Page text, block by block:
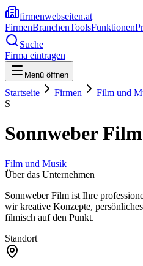
firmenwebseiten.at
FirmenBranchenToolsFunktionen
Suche
Firma eintragen
Menü öffnen
Startseite Firmen Film und
S
Sonnweber
Film und Musik
Über das Unternehmen
Sonnweber Film ist Ihre
wir kreative Konzepte,
filmisch auf den Punkt.
Standort